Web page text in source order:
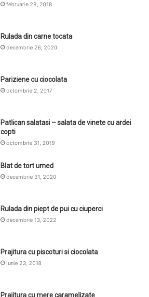
februarie 28, 2018
Rulada din carne tocata
decembrie 26, 2020
Pariziene cu ciocolata
octombrie 2, 2017
Patlican salatasi – salata de vinete cu ardei
copti
octombrie 31, 2019
Blat de tort umed
decembrie 31, 2020
Rulada din piept de pui cu ciuperci
decembrie 13, 2022
Prajitura cu piscoturi si ciocolata
iunie 23, 2018
Prajitura cu mere caramelizate